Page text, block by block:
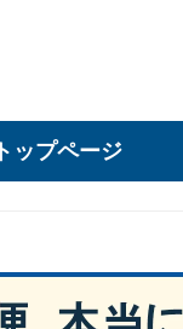
トップページ